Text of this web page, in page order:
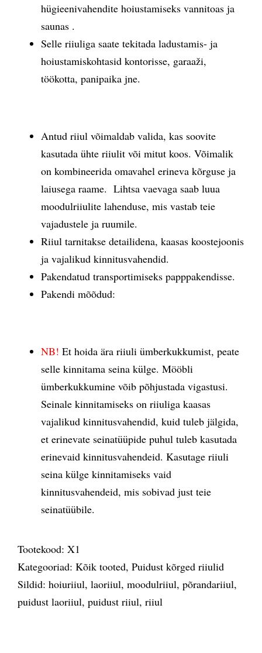
hügieenivahendite hoiustamiseks vannitoas ja
saunas .
Selle riiuliga saate tekitada ladustamis- ja
hoiustamiskohtasid kontorisse, garaaži,
töökotta, panipaika jne.
Antud riiul võimaldab valida, kas soovite
kasutada ühte riiulit või mitut koos. Võimalik
on kombineerida omavahel erineva kõrguse ja
laiusega raame. Lihtsa vaevaga saab luua
moodulriiulite lahenduse, mis vastab teie
vajadustele ja ruumile.
Riiul tarnitakse detailidena, kaasas koostejoonis
ja vajalikud kinnitusvahendid.
Pakendatud transportimiseks papppakendisse.
Pakendi mõõdud:
NB! Et hoida ära riiuli ümberkukkumist, peate
selle kinnitama seina külge. Mööbli
ümberkukkumine võib põhjustada vigastusi.
Seinale kinnitamiseks on riiuliga kaasas
vajalikud kinnitusvahendid, kuid tuleb jälgida,
et erinevate seinatüüpide puhul tuleb kasutada
erinevaid kinnitusvahendeid. Kasutage riiuli
seina külge kinnitamiseks vaid
kinnitusvahendeid, mis sobivad just teie
seinatüübile.
Tootekood: X1
Kategooriad: Kõik tooted, Puidust kõrged riiulid
Sildid: hoiuriiul, laoriiul, moodulriiul, põrandariiul,
puidust laoriiul, puidust riiul, riiul